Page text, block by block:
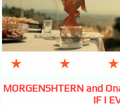
★ ★ ★
MORGENSHTERN and
IF I